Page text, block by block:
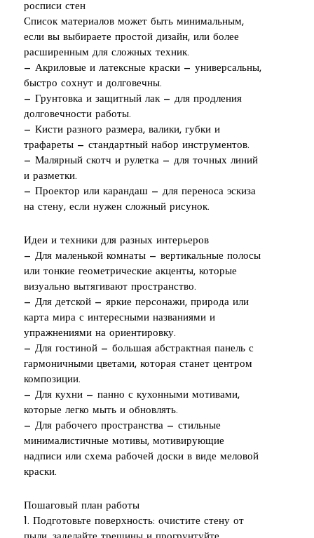
росписи стен
Список материалов может быть минимальным,
если вы выбираете простой дизайн, или более
расширенным для сложных техник.
— Акриловые и латексные краски — универсальны,
быстро сохнут и долговечны.
— Грунтовка и защитный лак — для продления
долговечности работы.
— Кисти разного размера, валики, губки и
трафареты — стандартный набор инструментов.
— Малярный скотч и рулетка — для точных линий
и разметки.
— Проектор или карандаш — для переноса эскиза
на стену, если нужен сложный рисунок.
Идеи и техники для разных интерьеров
— Для маленькой комнаты — вертикальные полосы
или тонкие геометрические акценты, которые
визуально вытягивают пространство.
— Для детской — яркие персонажи, природа или
карта мира с интересными названиями и
упражнениями на ориентировку.
— Для гостиной — большая абстрактная панель с
гармоничными цветами, которая станет центром
композиции.
— Для кухни — панно с кухонными мотивами,
которые легко мыть и обновлять.
— Для рабочего пространства — стильные
минималистичные мотивы, мотивирующие
надписи или схема рабочей доски в виде меловой
краски.
Пошаговый план работы
1. Подготовьте поверхность: очистите стену от